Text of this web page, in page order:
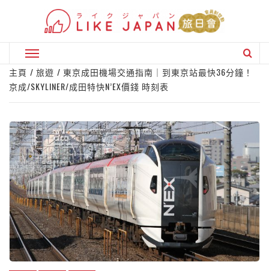
Primary
Menu
主頁 旅遊
東京成田機場交通指南｜到東京站最快36分鐘！
京成/SKYLINER/成田特快N’EX價錢 時刻表